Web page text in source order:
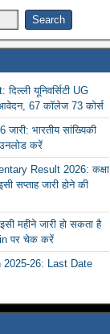
यूनिवर्सिटी UG
67 कॉलेज 73 कोर्स
भारतीय सांख्यिकी
करें
Result 2026: कक्षा
सप्ताह जारी होने की
महीने जारी हो सकता है
पर चेक करें
26: Last Date